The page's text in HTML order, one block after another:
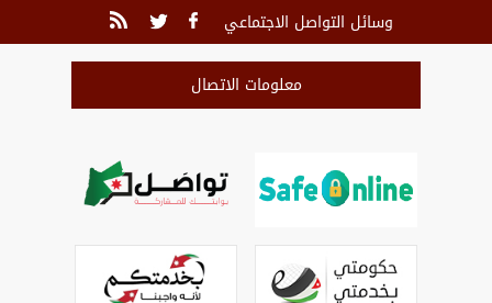
وسائل التواصل الاجتماعي
معلومات الاتصال